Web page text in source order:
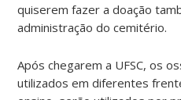
quiserem fazer a doação
administração do cemitério.
Após chegarem a UFSC, os
utilizados em diferentes